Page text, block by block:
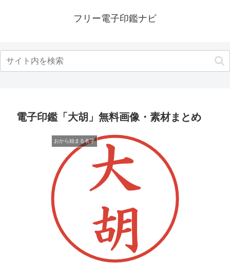
フリー電子印鑑ナビ
電子印鑑「大胡」無料画像・素材まとめ
おから始まる名字